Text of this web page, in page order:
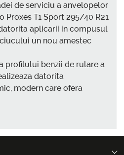
de serviciu a anvelopelor
Proxes T1 Sport 295/40 R21
aplicarii in compusul
un nou amestec
profilului benzii de rulare a
datorita
modern care ofera